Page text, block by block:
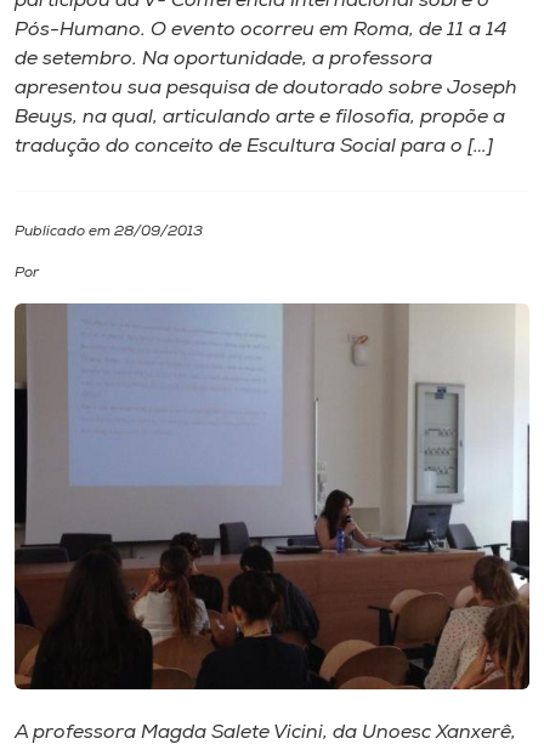
Internacionalização
I.nova
Cultura
CPA
Biblioteca
Rádio
Museu
Unoesc
Pós-Humano. O evento ocorreu em Roma, de 11 a 14
de setembro. Na oportunidade, a professora
apresentou sua pesquisa de doutorado sobre Joseph
Beuys, na qual, articulando arte e filosofia, propõe a
tradução do conceito de Escultura Social para o […]
Publicado em 28/09/2013
Por
A professora Magda Salete Vicini, da Unoesc Xanxerê,